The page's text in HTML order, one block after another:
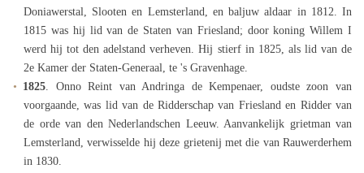
Doniawerstal, Slooten en Lemsterland, en baljuw aldaar in 1812. In
1815 was hij lid van de Staten van Friesland; door koning Willem I
werd hij tot den adelstand verheven. Hij stierf in 1825, als lid van de
2e Kamer der Staten-Generaal, te 's Gravenhage.
1825. Onno Reint van Andringa de Kempenaer, oudste zoon van
voorgaande, was lid van de Ridderschap van Friesland en Ridder van
de orde van den Nederlandschen Leeuw. Aanvankelijk grietman van
Lemsterland, verwisselde hij deze grietenij met die van Rauwerderhem
in 1830.